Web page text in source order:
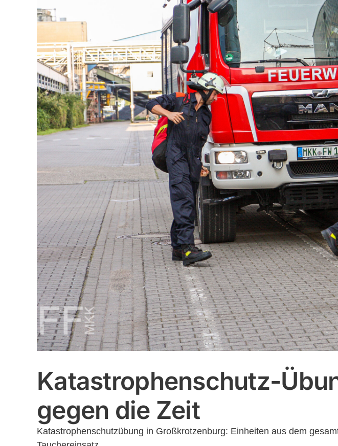
Katastrophenschutz-
gegen die Zeit
Katastrophenschutzübung in Großkrotzenburg: Einheiten aus dem